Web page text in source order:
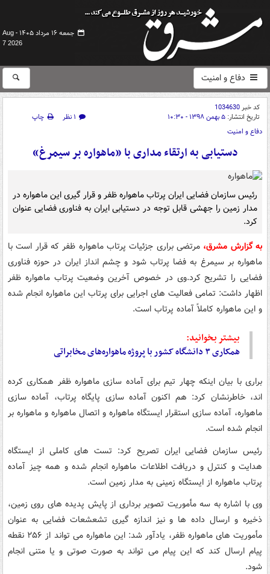
جمعه ۱۶ مرداد ۱۴۰۵ -
Aug
7 2026
دفاع و امنیت
کد خبر1034630
تاریخ انتشار: ۵ بهمن ۱۳۹۸ - ۱۰:۳۰ ۱ نظر
چاپ
دفاع و امنیت
دستیابی به ارتقاء مداری با «ماهواره بر سیمرغ»
رئیس سازمان فضایی ایران پرتاب ماهواره ظفر و قرار گیری این ماهواره در
مدار زمین را جهشی قابل توجه در دستیابی ایران به فناوری فضایی عنوان
کرد.
به گزارش مشرق، مرتضی براری جزئیات پرتاب ماهواره ظفر که قرار است با
ماهواره بر سیمرغ به فضا پرتاب شود و چشم انداز ایران در حوزه فناوری
فضایی را تشریح کرد.وی در خصوص آخرین وضعیت پرتاب ماهواره ظفر
اظهار داشت: تمامی فعالیت های اجرایی برای پرتاب این ماهواره انجام شده
و این ماهواره کاملاً آماده پرتاب است.
بیشتر بخوانید:
همکاری ۳ دانشگاه کشور با پروژه ماهواره‌های مخابراتی
براری با بیان اینکه چهار تیم برای آماده سازی ماهواره ظفر همکاری کرده
اند، خاطرنشان کرد: هم اکنون آماده سازی پایگاه پرتاب، آماده سازی
ماهواره، آماده سازی استقرار ایستگاه ماهواره و اتصال ماهواره و ماهواره بر
انجام شده است.
رئیس سازمان فضایی ایران تصریح کرد: تست های کاملی از ایستگاه
هدایت و کنترل و دریافت اطلاعات ماهواره انجام شده و همه چیز آماده
پرتاب ماهواره از ایستگاه زمینی به مدار زمین است.
وی با اشاره به سه مأموریت تصویر برداری از پایش پدیده های روی زمین،
ذخیره و ارسال داده ها و نیز اندازه گیری تشعشعات فضایی به عنوان
مأموریت های ماهواره ظفر، یادآور شد: این ماهواره می تواند از ۲۵۶ نقطه
پیام ارسال کند که این پیام می تواند به صورت صوتی و یا متنی انجام
شود.